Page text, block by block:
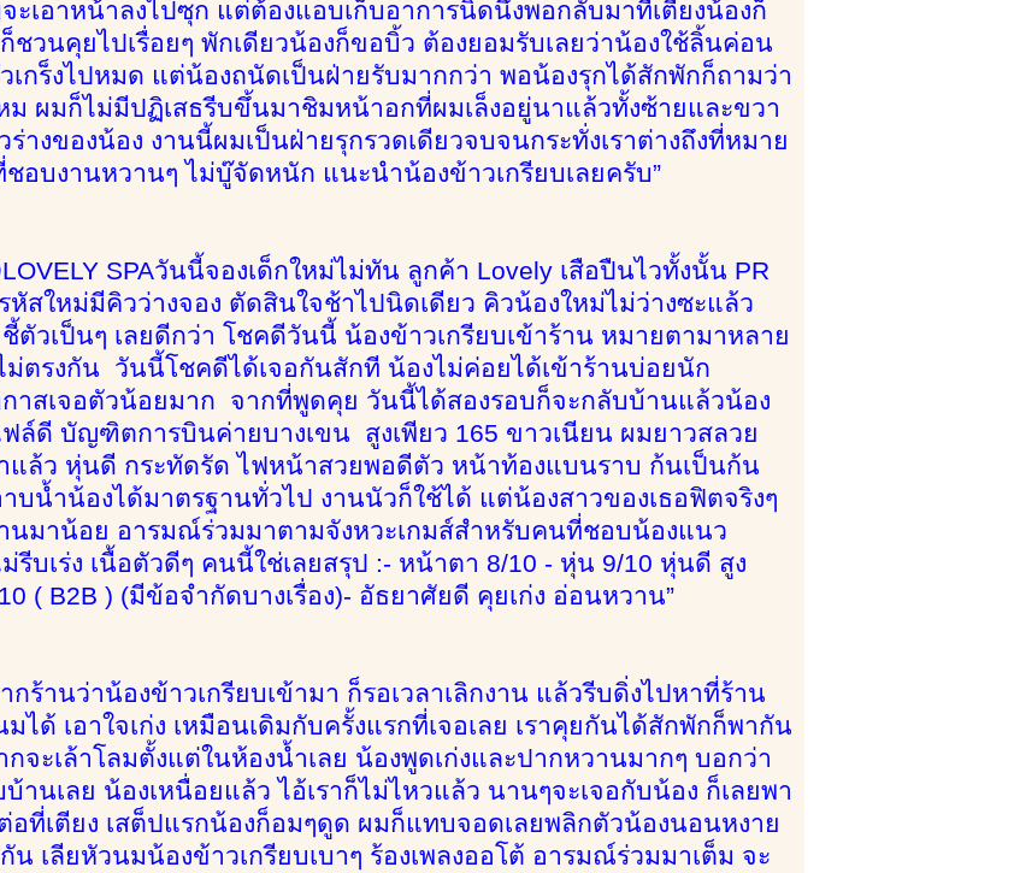
ะเอาหน้าลงไปซุก แต่ต้องแอบเก็บอาการนิดนึงพอกลับมาที่เตียงน้องก็
ชวนคุยไปเรื่อยๆ พักเดียวน้องก็ขอบิ้ว ต้องยอมรับเลยว่าน้องใช้ลิ้นค่อน
วเกร็งไปหมด แต่น้องถนัดเป็นฝ่ายรับมากกว่า พอน้องรุกได้สักพักก็ถามว่า
ม ผมก็ไม่มีปฏิเสธรีบขึ้นมาชิมหน้าอกที่ผมเล็งอยู่นาแล้วทั้งซ้ายและขวา
างของน้อง งานนี้ผมเป็นฝ่ายรุกรวดเดียวจบจนกระทั่งเราต่างถึงที่หมาย
อบงานหวานๆ ไม่บู๊จัดหนัก แนะนำน้องข้าวเกรียบเลยครับ”
SPAวันนี้จองเด็กใหม่ไม่ทัน ลูกค้า Lovely เสือปืนไวทั้งนั้น PR
หัสใหม่มีคิวว่างจอง ตัดสินใจช้าไปนิดเดียว คิวน้องใหม่ไม่ว่างซะแล้ว
ตัวเป็นๆ เลยดีกว่า โชคดีวันนี้ น้องข้าวเกรียบเข้าร้าน หมายตามาหลาย
ม่ตรงกัน วันนี้โชคดีได้เจอกันสักที น้องไม่ค่อยได้เข้าร้านบ่อยนัก
กาสเจอตัวน้อยมาก จากที่พูดคุย วันนี้ได้สองรอบก็จะกลับบ้านแล้วน้อง
ล์ดี บัญฑิตการบินค่ายบางเขน สูงเพียว 165 ขาวเนียน ผมยาวสลวย
แล้ว หุ่นดี กระทัดรัด ไฟหน้าสวยพอดีตัว หน้าท้องแบนราบ ก้นเป็นก้น
าบน้ำน้องได้มาตรฐานทั่วไป งานนัวก็ใช้ได้ แต่น้องสาวของเธอฟิตจริงๆ
นมาน้อย อารมณ์ร่วมมาตามจังหวะเกมส์สำหรับคนที่ชอบน้องแนว
รีบเร่ง เนื้อตัวดีๆ คนนี้ใช่เลยสรุป :- หน้าตา 8/10 - หุ่น 9/10 หุ่นดี สูง
( B2B ) (มีข้อจำกัดบางเรื่อง)- อัธยาศัยดี คุยเก่ง อ่อนหวาน”
ร้านว่าน้องข้าวเกรียบเข้ามา ก็รอเวลาเลิกงาน แล้วรีบดิ่งไปหาที่ร้าน
ได้ เอาใจเก่ง เหมือนเดิมกับครั้งแรกที่เจอเลย เราคุยกันได้สักพักก็พากัน
จะเล้าโลมตั้งแต่ในห้องน้ำเลย น้องพูดเก่งและปากหวานมากๆ บอกว่า
านเลย น้องเหนื่อยแล้ว ไอ้เราก็ไม่ไหวแล้ว นานๆจะเจอกับน้อง ก็เลยพา
อที่เตียง เสต็ปแรกน้องก็อมๆดูด ผมก็แทบจอดเลยพลิกตัวน้องนอนหงาย
น เลียหัวนมน้องข้าวเกรียบเบาๆ ร้องเพลงออโต้ อารมณ์ร่วมมาเต็ม จะ